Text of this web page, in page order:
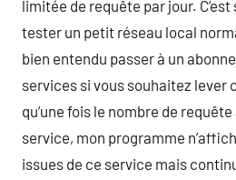
limitée de requête par jour.
tester un petit réseau local
bien entendu passer à un
services si vous souhaitez lever
qu’une fois le nombre de
service, mon programme
issues de ce service mais